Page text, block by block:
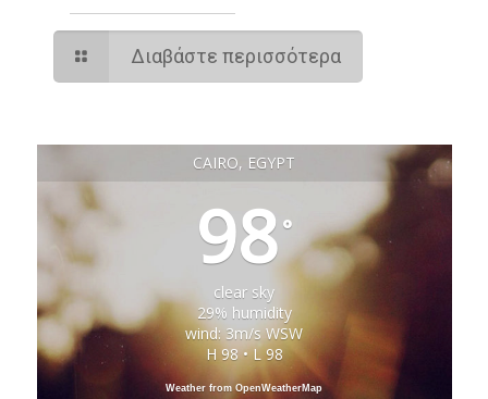
Διαβάστε περισσότερα
CAIRO, EGYPT
98°
clear sky
29% humidity
wind: 3m/s WSW
H 98 • L 98
Weather from OpenWeatherMap